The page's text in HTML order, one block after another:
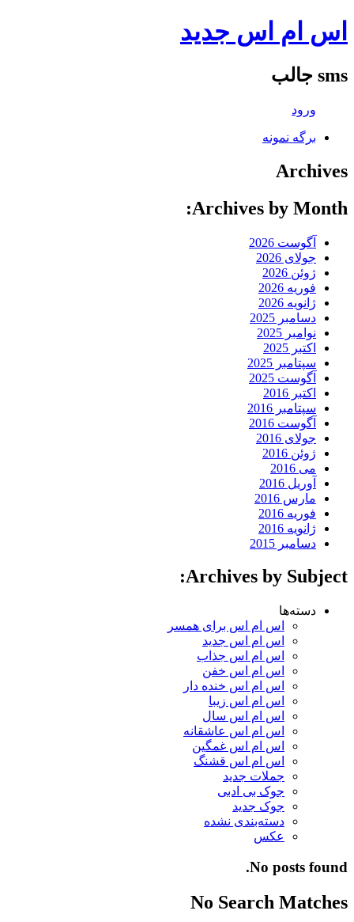
اس ام اس جدید
sms جالب
ورود
برگه نمونه
Archives
Archives by Month:
آگوست 2026
جولای 2026
ژوئن 2026
فوریه 2026
ژانویه 2026
دسامبر 2025
نوامبر 2025
اکتبر 2025
سپتامبر 2025
آگوست 2025
اکتبر 2016
سپتامبر 2016
آگوست 2016
جولای 2016
ژوئن 2016
می 2016
آوریل 2016
مارس 2016
فوریه 2016
ژانویه 2016
دسامبر 2015
Archives by Subject:
دسته‌ها
اس ام اس برای همسر
اس ام اس جدید
اس ام اس جذاب
اس ام اس خفن
اس ام اس خنده دار
اس ام اس زیبا
اس ام اس سال
اس ام اس عاشقانه
اس ام اس غمگین
اس ام اس قشنگ
جملات جدید
جوک بی ادبی
جوک جدید
دسته‌بندی نشده
عکس
No posts found.
No Search Matches